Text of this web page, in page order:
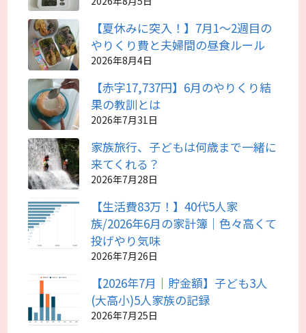
【夏休みに突入！】7月1～2週目の
やりくり費と夫婦間の昼食ルール
2026年8月4日
【赤字17,737円】6月のやりくり結
果の教訓とは
2026年7月31日
家族旅行、子どもは何歳まで一緒に
来てくれる？
2026年7月28日
【生活費83万！】40代5人家
族/2026年6月の家計簿｜色々高くて
投げやり気味
2026年7月26日
【2026年7月｜貯金額】子ども3人
(大高小)5人家族の記録
2026年7月25日